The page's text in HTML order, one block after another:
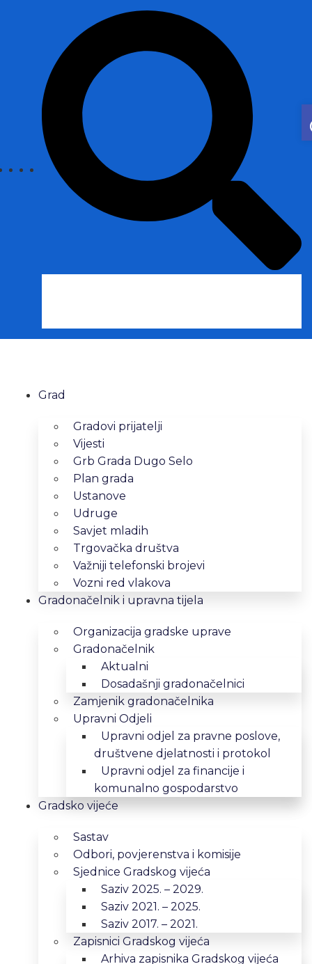
Grad
Gradovi prijatelji
Vijesti
Grb Grada Dugo Selo
Plan grada
Ustanove
Udruge
Savjet mladih
Trgovačka društva
Važniji telefonski brojevi
Vozni red vlakova
Gradonačelnik i upravna tijela
Organizacija gradske uprave
Gradonačelnik
Aktualni
Dosadašnji gradonačelnici
Zamjenik gradonačelnika
Upravni Odjeli
Upravni odjel za pravne poslove,
društvene djelatnosti i protokol
Upravni odjel za financije i
komunalno gospodarstvo
Gradsko vijeće
Sastav
Odbori, povjerenstva i komisije
Sjednice Gradskog vijeća
Saziv 2025. – 2029.
Saziv 2021. – 2025.
Saziv 2017. – 2021.
Zapisnici Gradskog vijeća
Arhiva zapisnika Gradskog vijeća